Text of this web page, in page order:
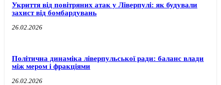
Укриття від повітряних атак у Ліверпулі: як будували
захист від бомбардувань
26.02.2026
Політична динаміка ліверпульської ради: баланс влади
між мером і фракціями
26.02.2026